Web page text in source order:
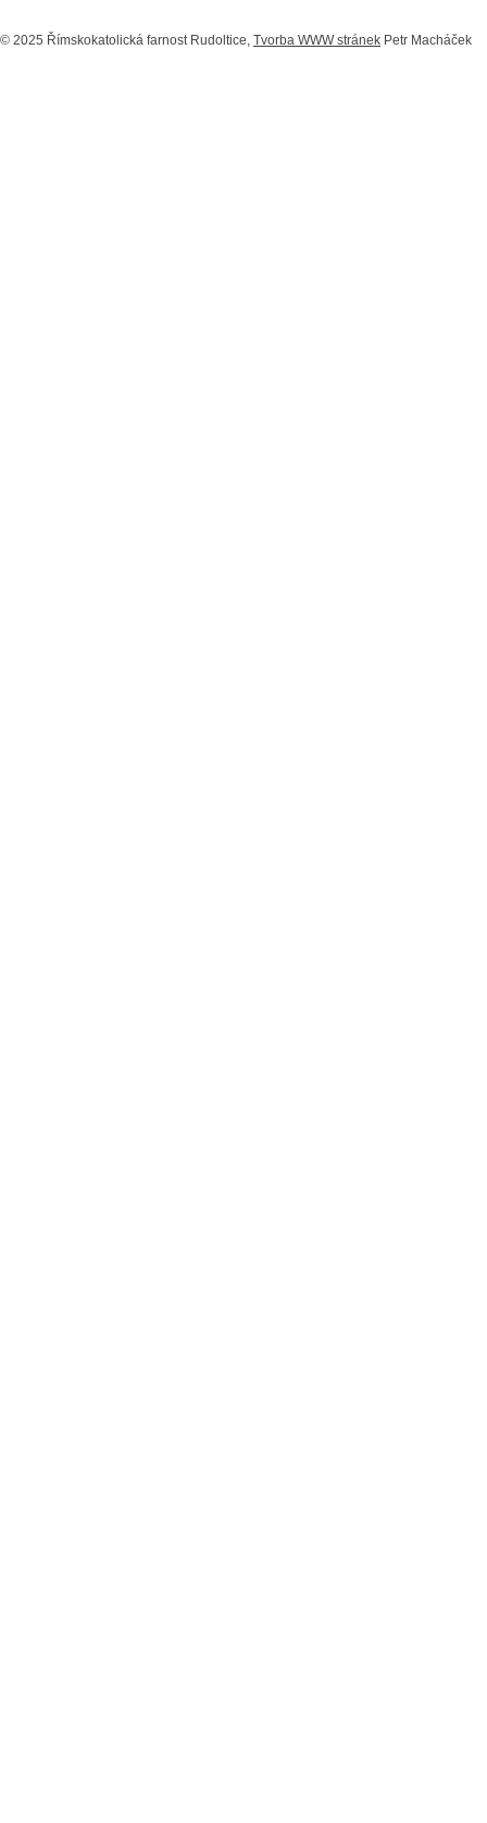
© 2025 Římskokatolická farnost Rudoltice, Tvorba WWW stránek Petr Macháček